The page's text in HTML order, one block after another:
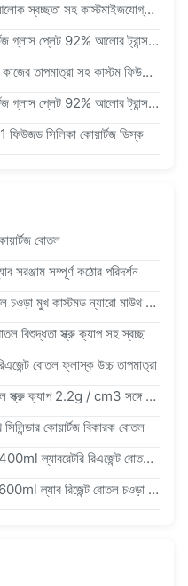
১০০০°C কার্যক্ষম তাপমাত্রা এবং ৯২% আলোক স্বচ্ছতা সহ কাস্টমাইজযোগ্য ফিউজড কোয়ার্টজ প্লেট
উচ্চ তাপমাত্রা প্রতিরোধ 1150°C কোয়ার্টজ গ্লাস প্লেট 92% আলোর ট্রান্সমিট্যান্স এবং 2.2g/cm3 ঘনত্ব সহ
92% হালকা ট্রান্সমিট্যান্স এবং 1150℃ কাজের তাপমাত্রা সহ কাস্টম ফিউজড কোয়ার্টজ গ্লাস প্লেট
উচ্চ তাপমাত্রা প্রতিরোধ 1150°C কোয়ার্টজ গ্লাস প্লেট 92% আলোর ট্রান্সমিট্যান্স এবং 2.2g/cm3 ঘনত্ব সহ
ফিউজড সিলিকা কোয়ার্টজ ডিস্ক
বোতল
সরঞ্জাম সম্পূর্ণ কঠোর পরিদর্শন
2.2g/cm3 অ্যাপোথেকেরি রিএজেন্ট বোতল চওড়া মুখ কাস্টমড ন্যারো মাউথ গ্রাউন্ড ইন
বিশুদ্ধতা স্ক্রু ক্যাপ সহ স্বচ্ছ
বোতল ফ্লাস্ক উচ্চ তাপমাত্রা
বিশুদ্ধতা স্বচ্ছ সিলিকা গ্লাস রিএজেন্ট বোতল স্ক্রু ক্যাপ 2.2g / cm3 সঙ্গে মিশ্রিত
কোয়ার্টজ বিকারক বোতল
হিমায়িত তরল অ্যাম্বারের জন্য ঢাকনা সহ 400ml ল্যাবরেটরি রিএজেন্ট বোতল চওড়া মুখের সিলিন্ডার
হিমায়িত তরল অ্যাম্বারের জন্য ঢাকনা সহ 600ml ল্যাব রিজেন্ট বোতল চওড়া মুখের সিলিন্ডার কোয়ার্টজ